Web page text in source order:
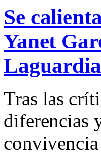
Se
Yanet
Laguardia
Tras las
diferencias